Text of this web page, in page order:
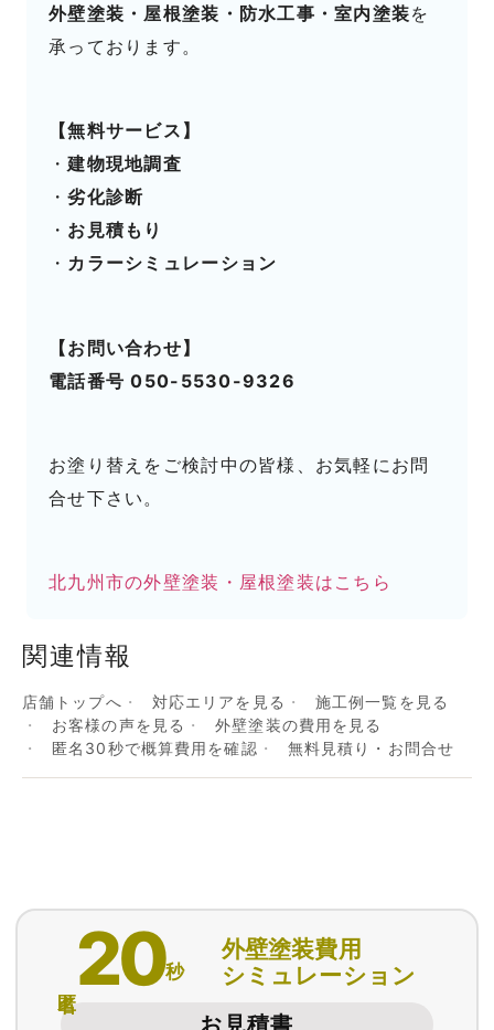
外壁塗装・屋根塗装・防水工事・室内塗装を
承っております。
【無料サービス】
・建物現地調査
・劣化診断
・ お見積もり
・ カラーシミュレーション
【お問い合わせ】
電話番号 050-5530-9326
お塗り替えをご検討中の皆様、お気軽にお問
合せ下さい。
北九州市の外壁塗装・屋根塗装はこちら
関連情報
店舗トップへ 対応エリアを見る
施工例一覧を見る
お客様の声を見る
外壁塗装の費用を見る
匿名30秒で概算費用を確認
無料見積り・お問合せ
20秒
外壁塗装費用
シミュレーション